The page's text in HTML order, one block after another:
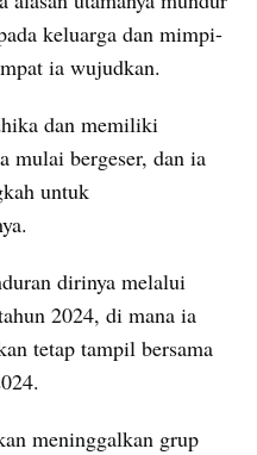
keluarga dan mimpi-
ia wujudkan.
dan memiliki
mulai bergeser, dan ia
untuk
dirinya melalui
2024, di mana ia
tetap tampil bersama
meninggalkan grup